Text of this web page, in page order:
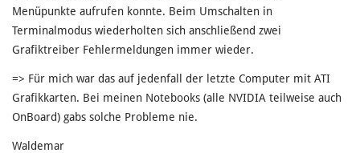
Menüpunkte aufrufen konnte. Beim Umschalten in
Terminalmodus wiederholten sich anschließend zwei
Grafiktreiber Fehlermeldungen immer wieder.
=> Für mich war das auf jedenfall der letzte Computer mit ATI
Grafikkarten. Bei meinen Notebooks (alle NVIDIA teilweise auch
OnBoard) gabs solche Probleme nie.
Waldemar